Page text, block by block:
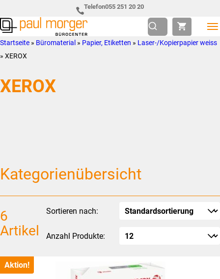
Hauptnavigation
springen
to
main
content
Telefon055 251 20 20
Paul
Morger
Bürocenter
so
individuell
Sie
Startseite » Büromaterial » Papier, Etiketten » Laser-/Kopierpapier weiss
» XEROX
XEROX
Kategorienübersicht
6
Artikel
Sortieren nach:
Anzahl Produkte:
Aktion!